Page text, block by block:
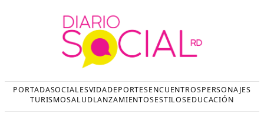
PORTADASOCIALESVIDADEPORTESENCUENTROSPERSONAJES
TURISMOSALUDLANZAMIENTOSESTILOSEDUCACIÓN